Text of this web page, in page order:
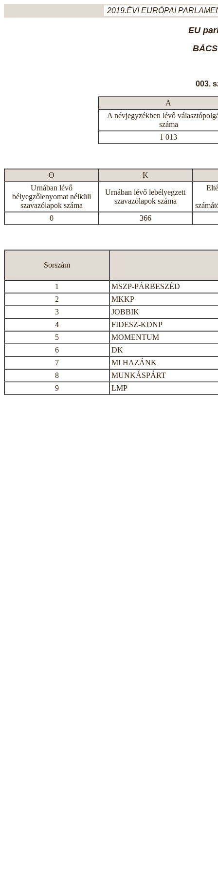
2019.ÉVI EURÓPAI
EU
003.
A
A névjegyzékben lévő
száma
1 013
O
K
Urnában lévő
bélyegzőlenyomat nélküli
szavazólapok száma
Urnában lévő lebélyegzett
szavazólapok száma
0
366
Sorszám
1
MSZP-PÁRBESZÉD
2
MKKP
3
JOBBIK
4
FIDESZ-KDNP
5
MOMENTUM
6
DK
7
MI HAZÁNK
8
MUNKÁSPÁRT
9
LMP